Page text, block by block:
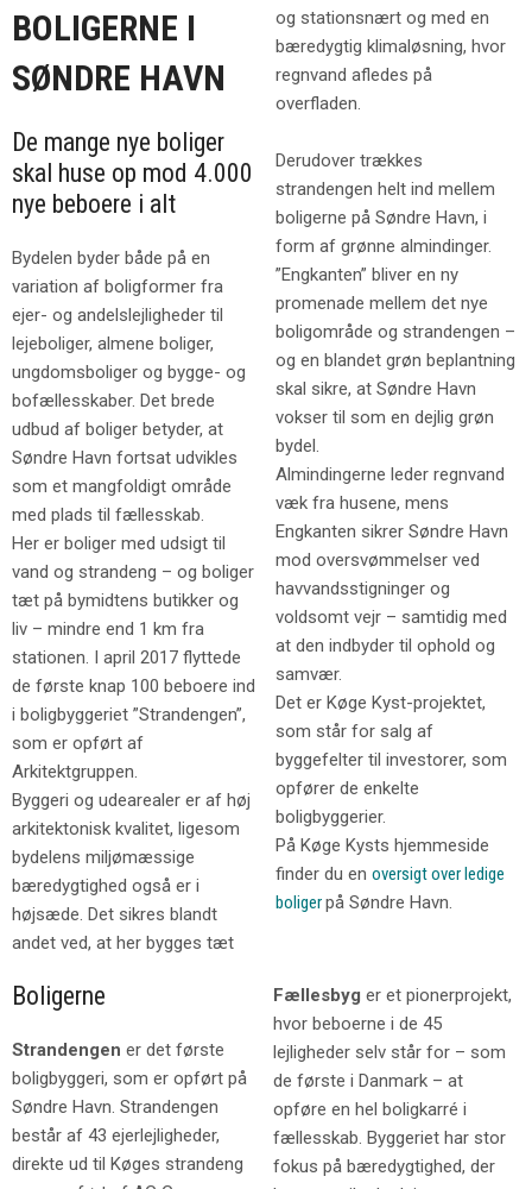
BOLIGERNE I
SØNDRE HAVN
De mange nye boliger
skal huse op mod 4.000
nye beboere i alt
Bydelen byder både på en
variation af boligformer fra
ejer- og andelslejligheder til
lejeboliger, almene boliger,
ungdomsboliger og bygge- og
bofællesskaber. Det brede
udbud af boliger betyder, at
Søndre Havn fortsat udvikles
som et mangfoldigt område
med plads til fællesskab.
Her er boliger med udsigt til
vand og strandeng – og boliger
tæt på bymidtens butikker og
liv – mindre end 1 km fra
stationen. I april 2017 flyttede
de første knap 100 beboere ind
i boligbyggeriet ”Strandengen”,
som er opført af
Arkitektgruppen.
Byggeri og udearealer er af høj
arkitektonisk kvalitet, ligesom
bydelens miljømæssige
bæredygtighed også er i
højsæde. Det sikres blandt
andet ved, at her bygges tæt
og stationsnært og med en
bæredygtig klimaløsning, hvor
regnvand afledes på
overfladen.
Derudover trækkes
strandengen helt ind mellem
boligerne på Søndre Havn, i
form af grønne almindinger.
”Engkanten” bliver en ny
promenade mellem det nye
boligområde og strandengen –
og en blandet grøn beplantning
skal sikre, at Søndre Havn
vokser til som en dejlig grøn
bydel.
Almindingerne leder regnvand
væk fra husene, mens
Engkanten sikrer Søndre Havn
mod oversvømmelser ved
havvandsstigninger og
voldsomt vejr – samtidig med
at den indbyder til ophold og
samvær.
Det er Køge Kyst-projektet,
som står for salg af
byggefelter til investorer, som
opfører de enkelte
boligbyggerier.
På Køge Kysts hjemmeside
finder du en oversigt over ledige
boligerpå Søndre Havn.
Boligerne
Strandengen er det første
boligbyggeri, som er opført på
Søndre Havn. Strandengen
består af 43 ejerlejligheder,
direkte ud til Køges strandeng
Fællesbyg er et pionerprojekt,
hvor beboerne i de 45
lejligheder selv står for – som
de første i Danmark – at
opføre en hel boligkarré i
fællesskab. Byggeriet har stor
fokus på bæredygtighed, der